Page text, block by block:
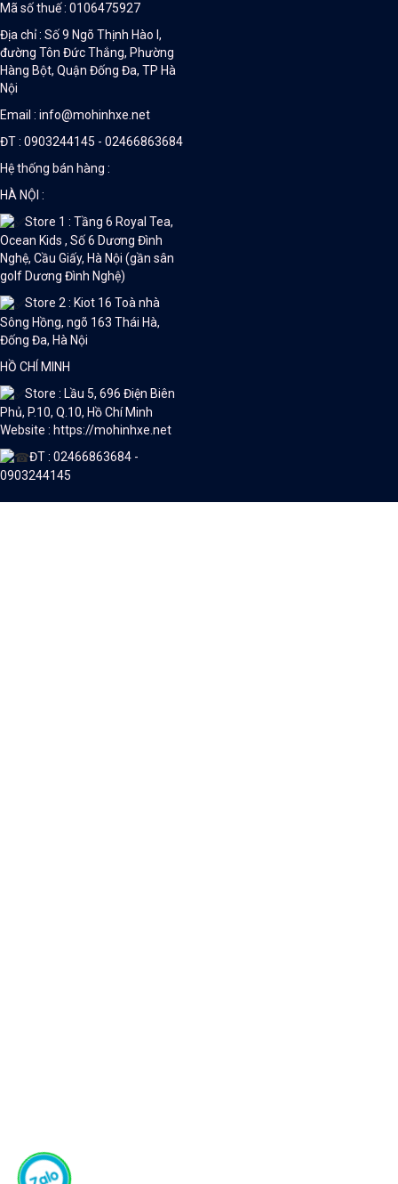
Mã số thuế : 0106475927
Địa chỉ : Số 9 Ngõ Thịnh Hào I,
đường Tôn Đức Thắng, Phường
Hàng Bột, Quận Đống Đa, TP Hà
Nội
Email : info@mohinhxe.net
ĐT : 0903244145 - 02466863684
Hệ thống bán hàng :
HÀ NỘI :
Store 1 : Tầng 6 Royal Tea,
Ocean Kids , Số 6 Dương Đình
Nghệ, Cầu Giấy, Hà Nội (gần sân
golf Dương Đình Nghệ)
Store 2 : Kiot 16 Toà nhà
Sông Hồng, ngõ 163 Thái Hà,
Đống Đa, Hà Nội
HỒ CHÍ MINH
Store : Lầu 5, 696 Điện Biên
Phủ, P.10, Q.10, Hồ Chí Minh
Website : https://mohinhxe.net
ĐT : 02466863684 -
0903244145